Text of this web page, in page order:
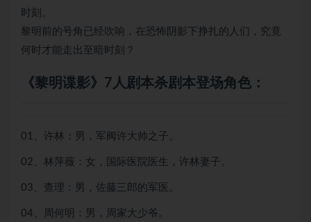
时刻。
黎明前的号角已经吹响，在恐怖阴影下挣扎的人们，究竟
何时才能走出至暗时刻？
《黎明谍影》7人剧本杀剧本登场角色：
01、许林：男，军阀许大帅之子。
02、林萍薇：女，国际医院医生，许林妻子。
03、查理：男，佐藤三郎的军医。
04、周何明：男，周家大少爷。